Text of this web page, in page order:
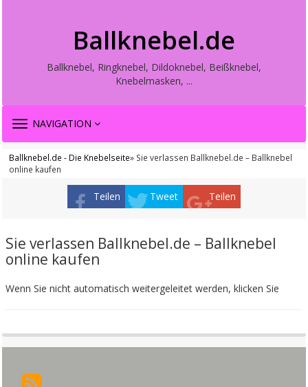
Ballknebel.de
Ballknebel, Ringknebel, Dildoknebel, Beißknebel,
Knebelmasken, ...
TOGGLE
NAVIGATION
Ballknebel.de - Die Knebelseite» Sie verlassen Ballknebel.de – Ballknebel
online kaufen
Teilen Tweet Teilen
Sie verlassen Ballknebel.de – Ballknebel
online kaufen
Wenn Sie nicht automatisch weitergeleitet werden, klicken Sie